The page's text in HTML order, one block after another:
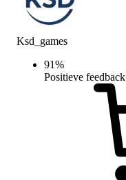
Ksd_games
91%
Positieve feedback